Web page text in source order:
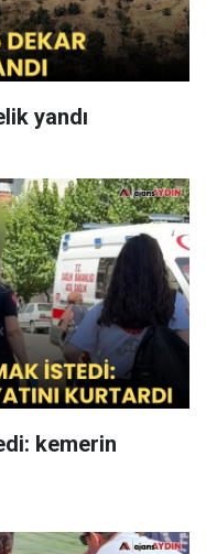
yandı
kemerin